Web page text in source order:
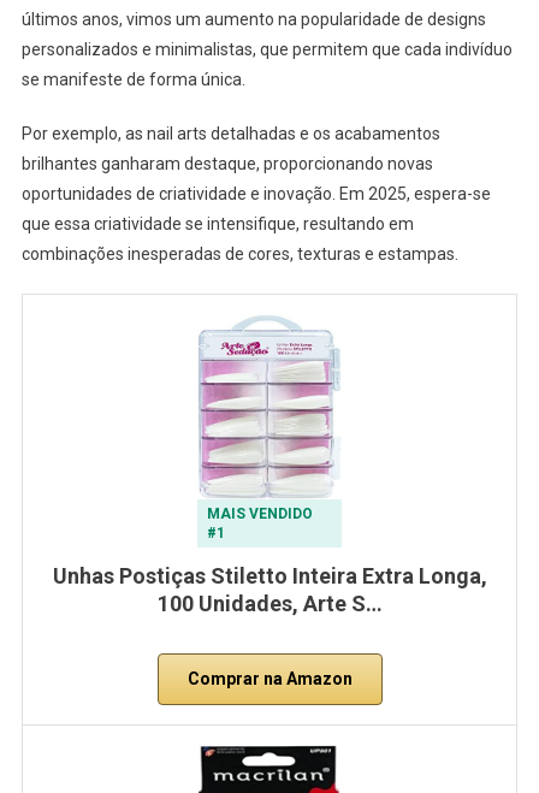
últimos anos, vimos um aumento na popularidade de designs
personalizados e minimalistas, que permitem que cada indivíduo
se manifeste de forma única.
Por exemplo, as nail arts detalhadas e os acabamentos
brilhantes ganharam destaque, proporcionando novas
oportunidades de criatividade e inovação. Em 2025, espera-se
que essa criatividade se intensifique, resultando em
combinações inesperadas de cores, texturas e estampas.
MAIS VENDIDO
#1
Unhas Postiças Stiletto Inteira Extra Longa,
100 Unidades, Arte S…
Comprar na Amazon